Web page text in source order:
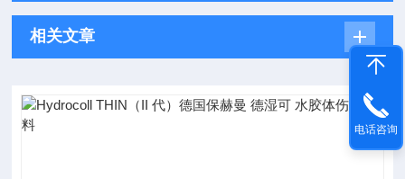
相关文章
电话咨询